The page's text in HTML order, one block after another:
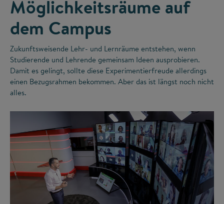
Möglichkeitsräume auf
dem Campus
Zukunftsweisende Lehr- und Lernräume entstehen, wenn
Studierende und Lehrende gemeinsam Ideen ausprobieren.
Damit es gelingt, sollte diese Experimentierfreude allerdings
einen Bezugsrahmen bekommen. Aber das ist längst noch nicht
alles.